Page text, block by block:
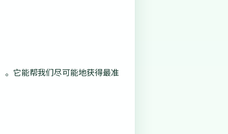
它能帮我们尽可能地获得最准